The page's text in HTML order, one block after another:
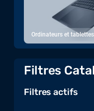
Ordinateurs et tablettes
Filtres
Filtres actifs